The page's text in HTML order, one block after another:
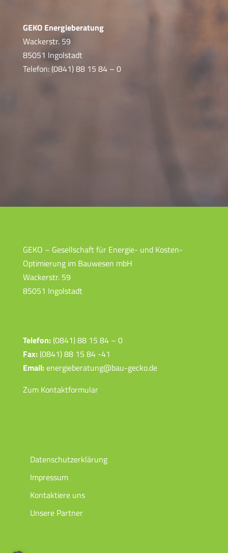
GEKO Energieberatung
Wackerstr. 59
85051 Ingolstadt
Telefon: (0841) 88 15 84 – 0
GEKO – Gesellschaft für Energie- und Kosten-
Optimierung im Bauwesen mbH
Wackerstr. 59
85051 Ingolstadt
Telefon:(0841) 88 15 84 – 0
Fax:(0841) 88 15 84 -41
Email:energieberatung@bau-gecko.de
Zum Kontaktformular
Datenschutzerklärung
Impressum
Kontaktiere uns
Unsere Partner